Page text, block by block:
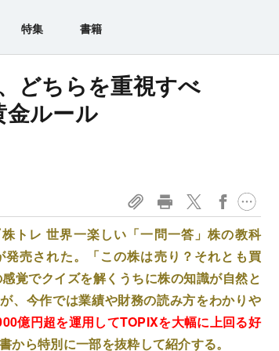
特集 書籍
どちらを重視すべ
金ルール
トレ 世界一楽しい「一問一答」株の教科
発売された。「この株は売り？それとも買
覚でクイズを解くうちに株の知識が自然と
、今作では業績や財務の読み方をわかりや
億円超を運用してTOPIXを大幅に上回る好
から特別に一部を抜粋して紹介する。